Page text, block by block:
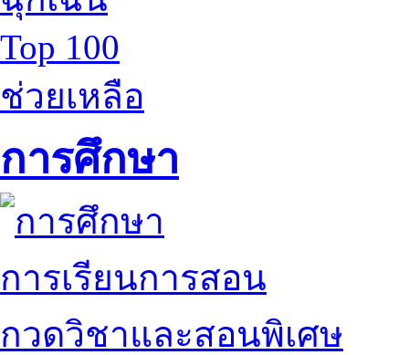
Top 100
ช่วยเหลือ
การศึกษา
การเรียนการสอน
กวดวิชาและสอนพิเศษ